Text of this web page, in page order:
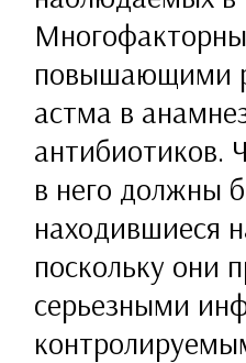
повышающими
астма в
антибиотиков.
в него должны
находившиеся
поскольку они
серьезными